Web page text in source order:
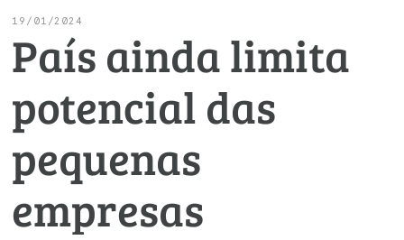
UM BRASIL
Economia Digital
Inteligência Artificial
Turismo
PROJETOS ESPECIAIS:
Afixação de preços e fiscalização
PROJETOS ESPECIAIS:
Logística Reversa
COP30
Serviços
SESC
SENAC
Cecomercio
Conselho de Assuntos Tributários
Conselho Estadual de Defesa do Contribuinte
Conselho de Economia Empresarial e Política
Conselho Superior de Direito
Advocacy
19/01/2024
País ainda limita
potencial das
pequenas
empresas